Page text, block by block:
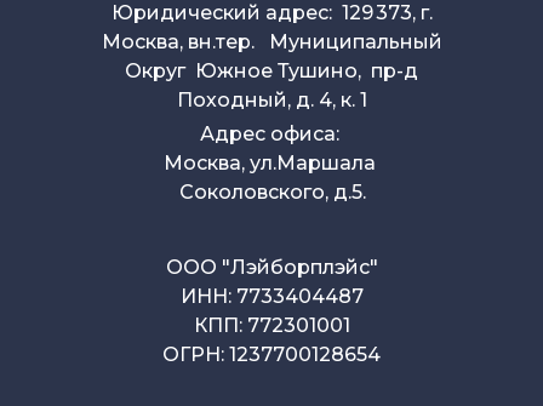
Юридический адрес: 129 373, г.
Москва, вн.тер. Муниципальный
Округ Южное Тушино, пр-д
Походный, д. 4, к. 1
Адрес офиса:
Москва, ул.Маршала
Соколовского, д.5.
ООО "Лэйборплэйс"
ИНН: 7733404487
КПП: 772301001
ОГРН: 1237700128654